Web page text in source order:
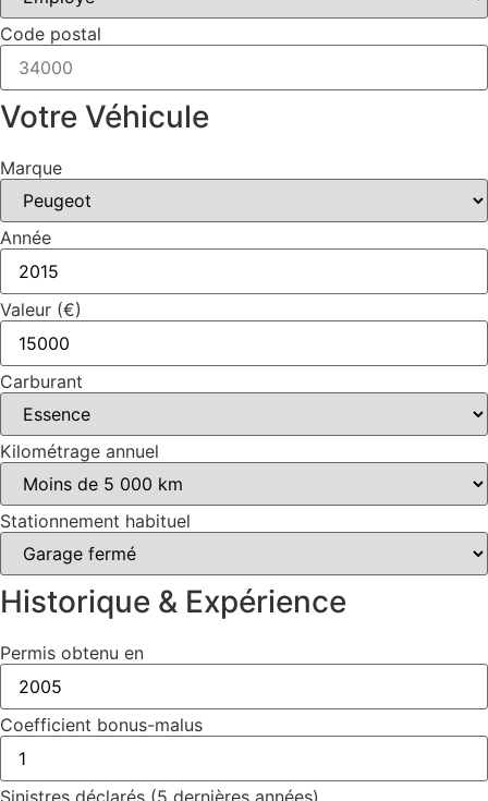
Code postal
Votre Véhicule
Marque
Année
Valeur (€)
Carburant
Kilométrage annuel
Stationnement habituel
Historique & Expérience
Permis obtenu en
Coefficient bonus-malus